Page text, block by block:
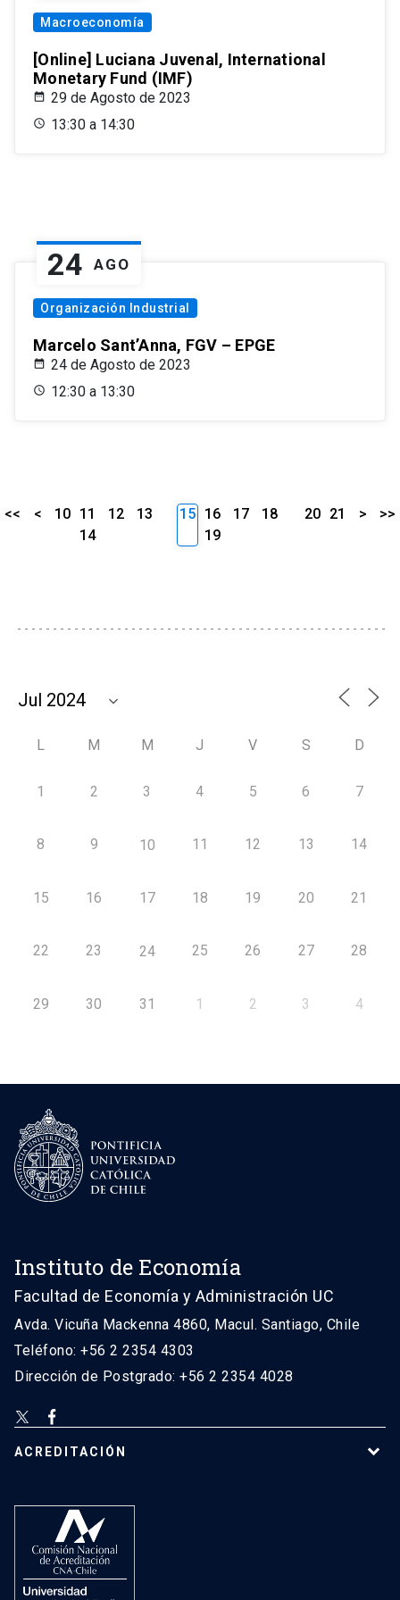
Macroeconomía
[Online] Luciana Juvenal, International
Monetary Fund (IMF)
29 de Agosto de 2023
13:30 a 14:30
24 AGO
Organización Industrial
Marcelo Sant’Anna, FGV – EPGE
24 de Agosto de 2023
12:30 a 13:30
<< < 10 11 12
13
14
15 16 17
18
19
20 21 > >>
L M M J V S D
1 2 3 4 5 6 7
8 9 10 11 12 13 14
15 16 17 18 19 20 21
22 23 24 25 26 27 28
29 30 31 1 2 3 4
Instituto de Economía
Facultad de Economía y Administración UC
Avda. Vicuña Mackenna 4860, Macul. Santiago, Chile
Teléfono: +56 2 2354 4303
Dirección de Postgrado: +56 2 2354 4028
ACREDITACIÓN